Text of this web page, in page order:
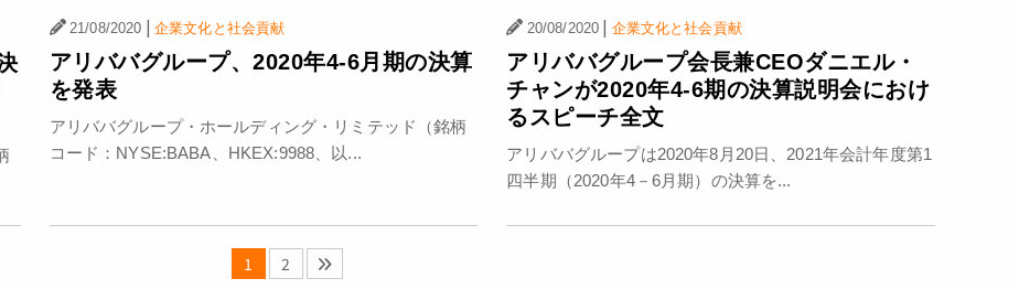
21/08/2020 | 企業文化と社会貢献
アリババグループ、2020年4-6月期の決算
を発表
アリババグループ・ホールディング・リミテッド（銘柄
コード：NYSE:BABA、HKEX:9988、以...
20/08/2020 | 企業文化と社会貢献
アリババグループ会長兼CEOダニエル・
チャンが2020年4-6期の決算説明会におけ
るスピーチ全文
アリババグループは2020年8月20日、2021年会計年度第1
四半期（2020年4－6月期）の決算を...
1 2